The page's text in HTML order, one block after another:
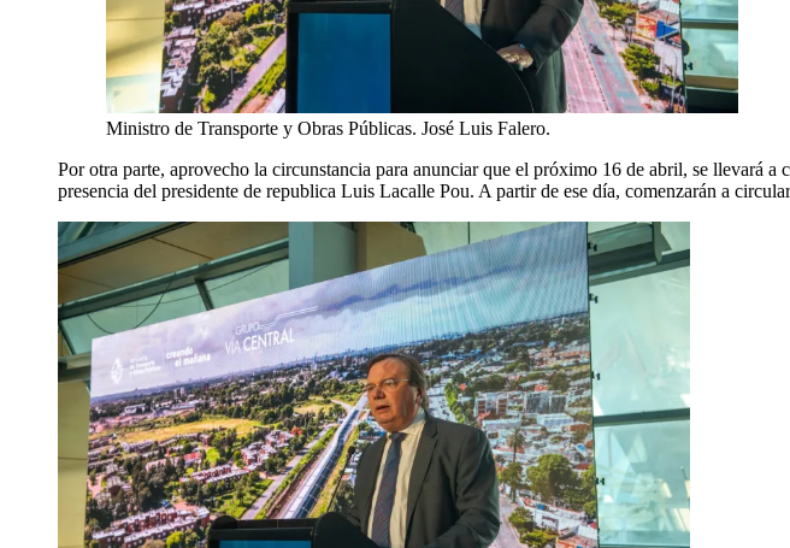
Ministro de Transporte y Obras Públicas. José Luis Falero.
Por otra parte, aprovecho la circunstancia para anunciar que el próximo 16 de abril, se llevará
presencia del presidente de republica Luis Lacalle Pou. A partir de ese día, comenzarán a